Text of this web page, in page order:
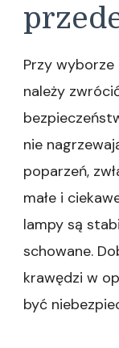
Przy
należy
nie
poparzeń,
małe i
lampy są
schowane.
krawędzi w
być